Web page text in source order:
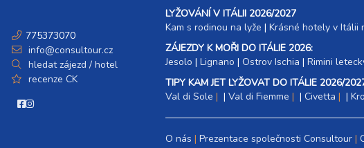
775373070
info@consultour.cz
hledat zájezd / hotel
recenze CK
LYŽOVÁNÍ V ITÁLII 2026/2027
Kam s rodinou na lyže |​ Krásné hotely v Itálii
ZÁJEZDY K MOŘI DO ITÁLIE 2026:
Jesolo | Lignano | Ostrov Ischia | Rimini
TIPY KAM JET LYŽOVAT DO ITÁLIE 2026/
Val di Sole
| Val di Fiemme | Civetta |
O nás Prezentace společnosti Consultour